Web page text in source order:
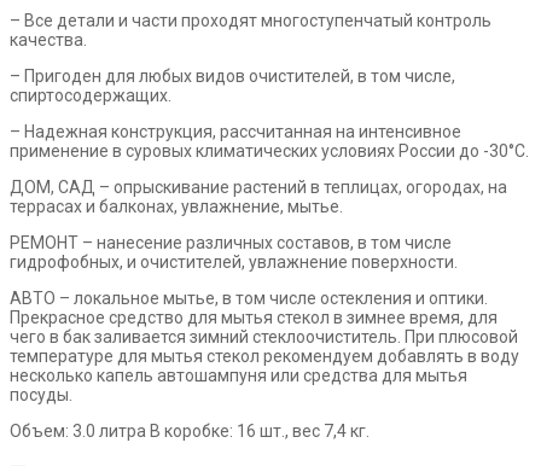
– Все детали и части проходят многоступенчатый контроль
качества.
– Пригоден для любых видов очистителей, в том числе,
спиртосодержащих.
– Надежная конструкция, рассчитанная на интенсивное
применение в суровых климатических условиях России до -30°С.
ДОМ, САД – опрыскивание растений в теплицах, огородах, на
террасах и балконах, увлажнение, мытье.
РЕМОНТ – нанесение различных составов, в том числе
гидрофобных, и очистителей, увлажнение поверхности.
АВТО – локальное мытье, в том числе остекления и оптики.
Прекрасное средство для мытья стекол в зимнее время, для
чего в бакзаливается зимний стеклоочиститель. При плюсовой
температуре для мытья стекол рекомендуем добавлять в воду
несколько капель автошампуня или средства для мытья
посуды.
Объем: 3.0 литра В коробке: 16 шт., вес 7,4 кг.